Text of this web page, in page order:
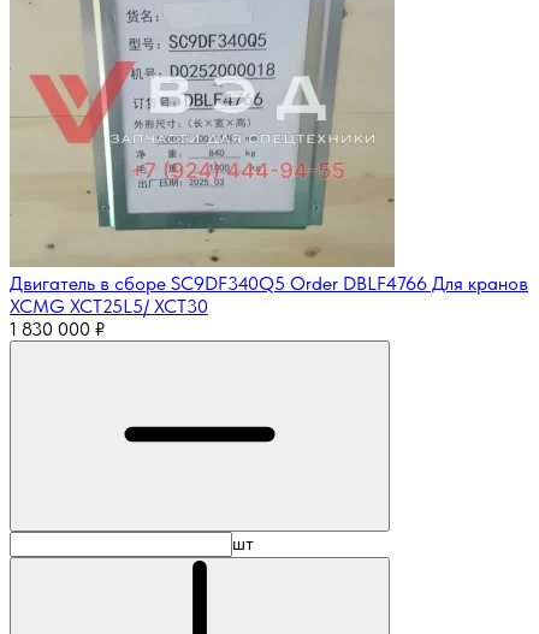
Двигатель в сборе SC9DF340Q5 Order DBLF4766 Для кранов
XCMG XCT25L5/ XCT30
1 830 000 ₽
шт